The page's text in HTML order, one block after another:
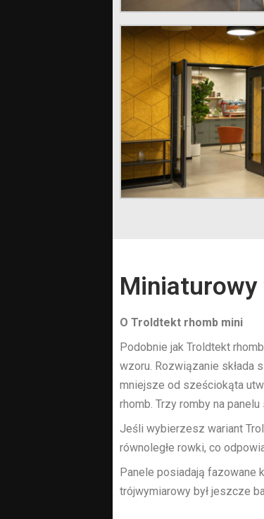
O Troldtekt rhomb mini
Podobnie jak Troldtekt
wzoru. Rozwiązanie składa
mniejsze od sześciokąta
rhomb. Trzy romby na
Jeśli wybierzesz wariant
równoległe rowki, co
Panele posiadają fazowane
trójwymiarowy był jeszcze